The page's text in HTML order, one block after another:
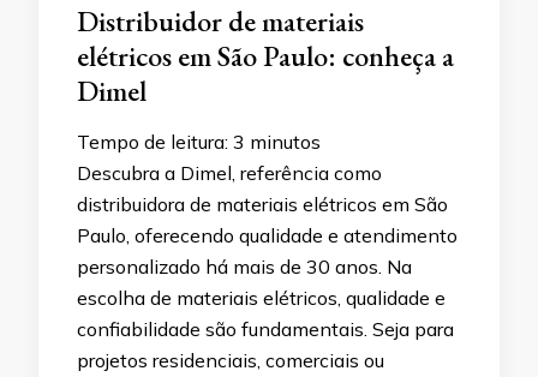
Distribuidor de materiais
elétricos em São Paulo: conheça a
Dimel
Tempo de leitura: 3 minutos
Descubra a Dimel, referência como
distribuidora de materiais elétricos em São
Paulo, oferecendo qualidade e atendimento
personalizado há mais de 30 anos. Na
escolha de materiais elétricos, qualidade e
confiabilidade são fundamentais. Seja para
projetos residenciais, comerciais ou